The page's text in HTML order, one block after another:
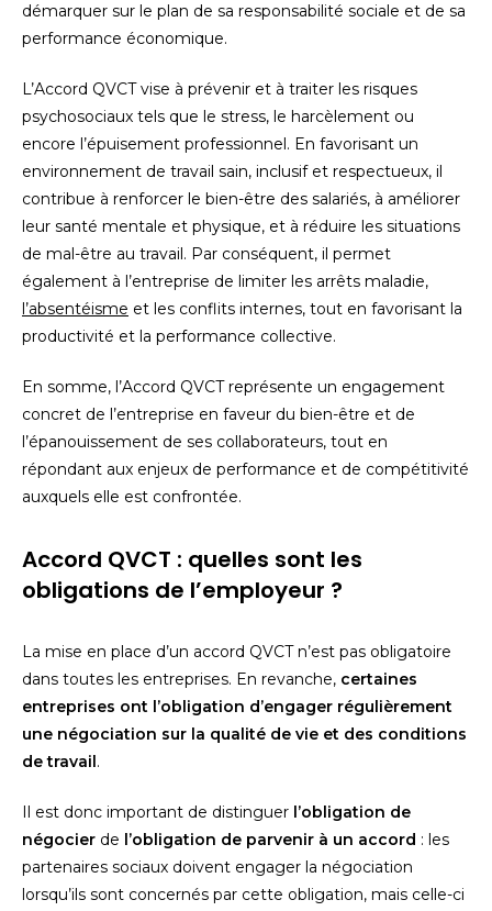
démarquer sur le plan de sa responsabilité sociale et de sa
performance économique.
L’Accord QVCT vise à prévenir et à traiter les risques
psychosociaux tels que le stress, le harcèlement ou
encore l’épuisement professionnel. En favorisant un
environnement de travail sain, inclusif et respectueux, il
contribue à renforcer le bien-être des salariés, à améliorer
leur santé mentale et physique, et à réduire les situations
de mal-être au travail. Par conséquent, il permet
également à l’entreprise de limiter les arrêts maladie,
l’absentéisme et les conflits internes, tout en favorisant la
productivité et la performance collective.
En somme, l’Accord QVCT représente un engagement
concret de l’entreprise en faveur du bien-être et de
l’épanouissement de ses collaborateurs, tout en
répondant aux enjeux de performance et de compétitivité
auxquels elle est confrontée.
Accord QVCT : quelles sont les
obligations de l’employeur ?
La mise en place d’un accord QVCT n’est pas obligatoire
dans toutes les entreprises. En revanche, certaines
entreprises ont l’obligation d’engager régulièrement
une négociation sur la qualité de vie et des conditions
de travail.
Il est donc important de distinguer l’obligation de
négocier de l’obligation de parvenir à un accord : les
partenaires sociaux doivent engager la négociation
lorsqu’ils sont concernés par cette obligation, mais celle-ci